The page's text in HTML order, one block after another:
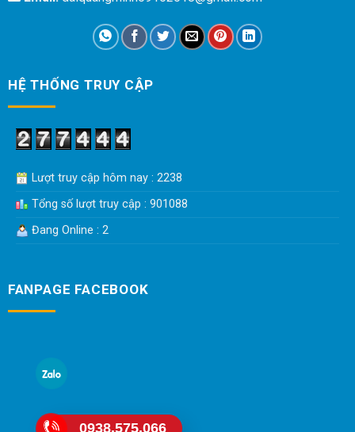
HỆ THỐNG TRUY CẬP
Lượt truy cập hôm nay : 2238
Tổng số lượt truy cập : 901088
Đang Online : 2
FANPAGE FACEBOOK
0938.575.066